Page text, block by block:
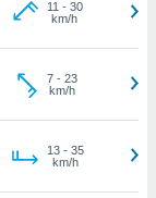
11 - 30
km/h
7- 23
km/h
13- 35
km/h